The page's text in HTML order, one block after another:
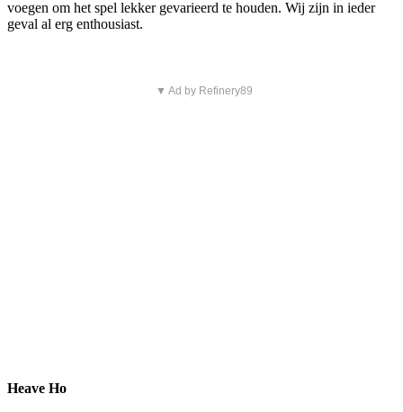
voegen om het spel lekker gevarieerd te houden. Wij zijn in ieder
geval al erg enthousiast.
▼ Ad by Refinery89
Heave Ho